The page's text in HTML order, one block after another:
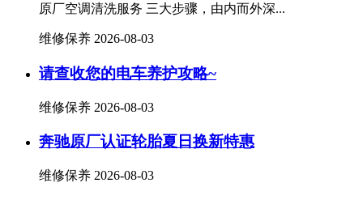
原厂空调清洗服务 三大步骤，由内而外深...
维修保养 2026-08-03
请查收您的电车养护攻略~
维修保养 2026-08-03
奔驰原厂认证轮胎夏日换新特惠
维修保养 2026-08-03